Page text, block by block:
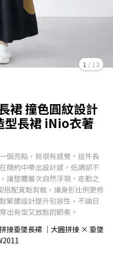
1 /12
裙 撞色圓紋設計
型長裙 iNio衣著
個亮點，就很有感覺。這件長
簡約中帶出設計感，低調卻不
讓整體層次自然浮現，走動之
搭配寬鬆剪裁，讓身形比例更修
緊腰設計提升包容性，不論日
出有型又放鬆的節奏。
接垂墜長裙 ｜大圓拼接 × 垂墜